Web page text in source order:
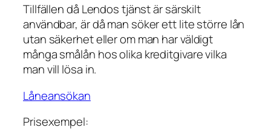
Tillfällen då Lendos tjänst är särskilt
användbar, är då man söker ett lite större lån
utan säkerhet eller om man har väldigt
många smålån hos olika kreditgivare vilka
man vill lösa in.
Låneansökan
Prisexempel: